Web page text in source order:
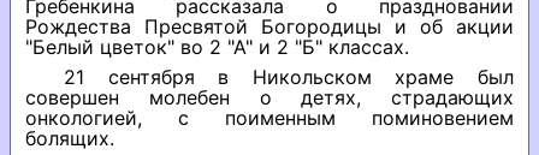
Гребенкина рассказала о праздновании
Рождества Пресвятой Богородицы и об акции
"Белый цветок" во 2 "А" и 2 "Б" классах.
21 сентября в Никольском храме был
совершен молебен о детях, страдающих
онкологией, с поименным поминовением
болящих.